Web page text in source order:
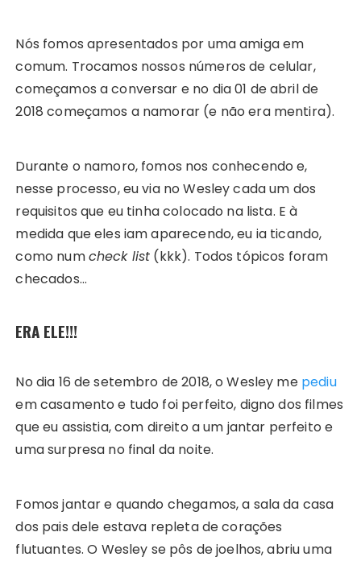
Nós fomos apresentados por uma amiga em
comum. Trocamos nossos números de celular,
começamos a conversar e no dia 01 de abril de
2018 começamos a namorar (e não era mentira).
Durante o namoro, fomos nos conhecendo e,
nesse processo, eu via no Wesley cada um dos
requisitos que eu tinha colocado na lista. E à
medida que eles iam aparecendo, eu ia ticando,
como numcheck list (kkk). Todos tópicos foram
checados…
ERA ELE!!!
No dia 16 de setembro de 2018, o Wesley me pediu
em casamento e tudo foi perfeito, digno dos filmes
que eu assistia, com direito a um jantar perfeito e
uma surpresa no final da noite.
Fomos jantar e quando chegamos, a sala da casa
dos pais dele estava repleta de corações
flutuantes. O Wesley se pôs de joelhos, abriu uma